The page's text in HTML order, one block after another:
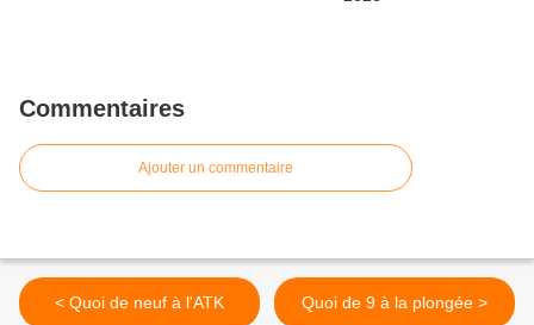
Commentaires
Ajouter un commentaire
< Quoi de neuf à l'ATK Quoi de 9 à la plongée >